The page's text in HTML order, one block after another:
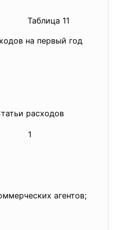
11
на первый год
расходов
1
агентов;